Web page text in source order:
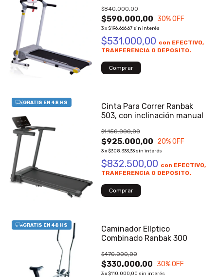
$590.000,00
$840.000,00
30% OFF
3x $196.666,67 sin interés
$531.000,00 con EFECTIVO,
TRANFERENCIA O DEPOSITO.
Cinta Para Correr Ranbak
503, con inclinación manual
$925.000,00
$1.150.000,00
20% OFF
3x $308.333,33 sin interés
$832.500,00 con EFECTIVO,
TRANFERENCIA O DEPOSITO.
Caminador Elíptico
Combinado Ranbak 300
$330.000,00
$470.000,00
30% OFF
3x $110.000,00 sin interés